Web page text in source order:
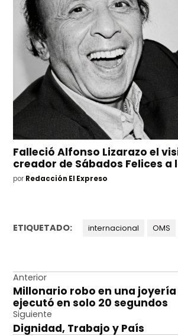
Falleció Alfonso Lizarazo el
creador de Sábados Felices a
por Redacción El Expreso
ETIQUETADO: internacional OMS
Navegación
de
entradas
Anterior
Millonario robo en una joyería
ejecutó en solo 20 segundos
Siguiente
Dignidad, Trabajo y País